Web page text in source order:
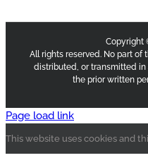
Copyright
All rights reserved. No part
distributed, or transmitted
the prior written
Page load link
This website uses cookies and